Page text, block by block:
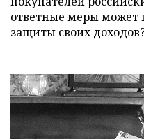
ответные меры может
защиты своих